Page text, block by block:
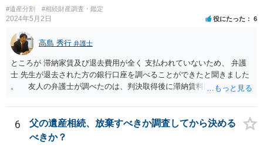
#遺産分割 #相続財産調査・鑑定
2024年5月2日 役にたった 6
高島 秀行 弁護士
ところが 滞納家賃及び退去費用が全く 支払われていないため、 弁護
士 先生が退去された方の銀行口座を調べることができたと聞きました
。 友人の弁護士が調べたのは、判決取得後に滞納賃料回収のため
預金の入出金履歴を調べたわけではありません。 残念ながら、事案
や目的も異なりますし、開示の内容も異なります。
6
父の遺産相続、放棄すべきか調査してから決める
べきか？